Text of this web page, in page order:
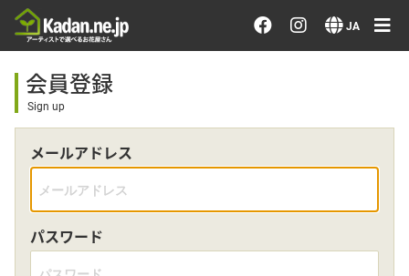
JA
お花を注文する・探す
最近のオーダー作品
会員登録
Sign up
メールアドレス
パスワード